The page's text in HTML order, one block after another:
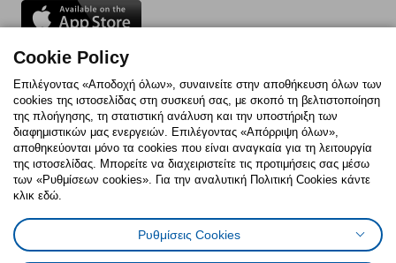
Follow us:
FacebookInstagram
TikTokYoutubePinterestTwitter
Πολιτική CookiesΔήλωση ψηφιακής προσβασιμότητας
Ρυθμίσεις cookiesΌροι Χρήσης
Γενική Πολιτική Προσωπικών Δεδομένων
Cookie Policy
Επιλέγοντας «Αποδοχή όλων», συναινείτε στην αποθήκευση όλων των
cookies της ιστοσελίδας στη συσκευή σας, με σκοπό τη βελτιστοποίηση
της πλοήγησης, τη στατιστική ανάλυση και την υποστήριξη των
διαφημιστικών μας ενεργειών. Επιλέγοντας «Απόρριψη όλων»,
αποθηκεύονται μόνο τα cookies που είναι αναγκαία για τη λειτουργία
της ιστοσελίδας. Μπορείτε να διαχειριστείτε τις προτιμήσεις σας μέσω
των «Ρυθμίσεων cookies». Για την αναλυτική Πολιτική Cookies κάντε
κλικ εδώ.
Ρυθμίσεις Cookies